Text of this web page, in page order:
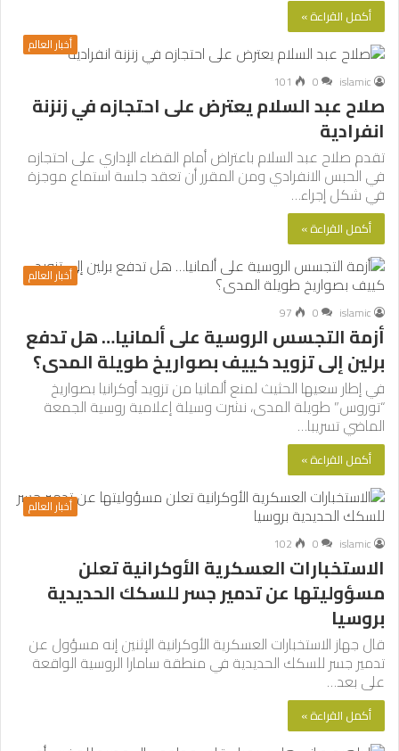
أكمل القراءة »
أخبار العالم
islamic
0
101
صلاح عبد السلام يعترض على احتجازه في زنزنة
انفرادية
تقدم صلاح عبد السلام باعتراض أمام القضاء الإداري على احتجازه
في الحبس الانفرادي ومن المقرر أن تعقد جلسة استماع موجزة
في شكل إجراء…
أكمل القراءة »
أخبار العالم
islamic
0
97
أزمة التجسس الروسية على ألمانيا… هل تدفع
برلين إلى تزويد كييف بصواريخ طويلة المدى؟
في إطار سعيها الحثيث لمنع ألمانيا من تزويد أوكرانيا بصواريخ
“توروس” طويلة المدى، نشرت وسيلة إعلامية روسية الجمعة
الماضي تسريبا…
أكمل القراءة »
أخبار العالم
islamic
0
102
الاستخبارات العسكرية الأوكرانية تعلن
مسؤوليتها عن تدمير جسر للسكك الحديدية
بروسيا
قال جهاز الاستخبارات العسكرية الأوكرانية الإثنين إنه مسؤول عن
تدمير جسر للسكك الحديدية في منطقة سامارا الروسية الواقعة
على بعد…
أكمل القراءة »